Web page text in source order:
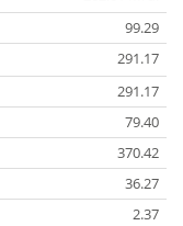
99.29
291.17
291.17
79.40
370.42
36.27
2.37